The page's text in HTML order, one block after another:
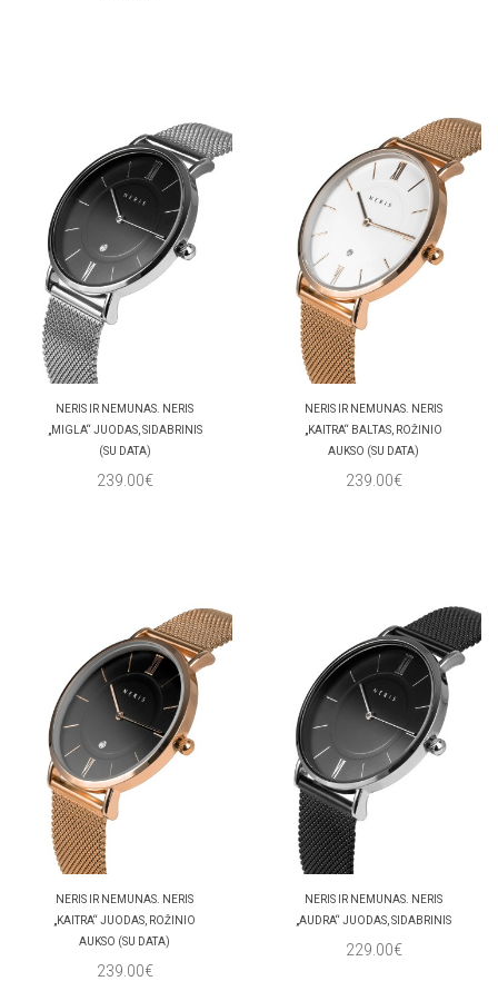
NERIS IR NEMUNAS. NERIS
„MIGLA“ JUODAS, SIDABRINIS
(SU DATA)
239.00€
NERIS IR NEMUNAS. NERIS
„KAITRA“ BALTAS, ROŽINIO
AUKSO (SU DATA)
239.00€
NERIS IR NEMUNAS. NERIS
„KAITRA“ JUODAS, ROŽINIO
AUKSO (SU DATA)
239.00€
NERIS IR NEMUNAS. NERIS
„AUDRA“ JUODAS, SIDABRINIS
229.00€